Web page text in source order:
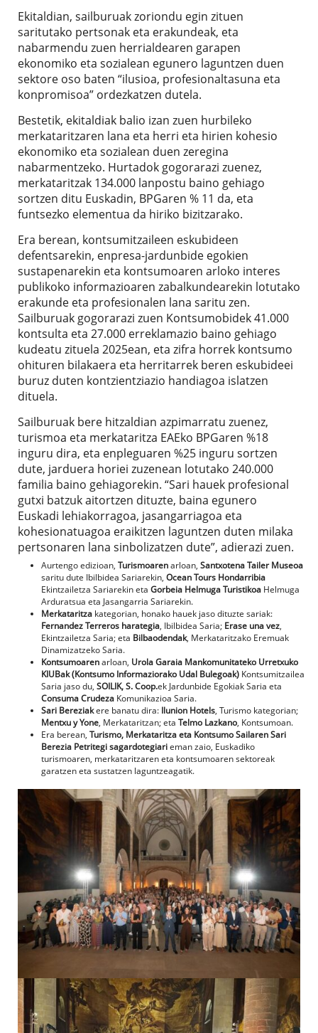
Ekitaldian, sailburuak zoriondu egin zituen
saritutako pertsonak eta erakundeak, eta
nabarmendu zuen herrialdearen garapen
ekonomiko eta sozialean egunero laguntzen duen
sektore oso baten “ilusioa, profesionaltasuna eta
konpromisoa” ordezkatzen dutela.
Bestetik, ekitaldiak balio izan zuen hurbileko
merkataritzaren lana eta herri eta hirien kohesio
ekonomiko eta sozialean duen zeregina
nabarmentzeko. Hurtadok gogorarazi zuenez,
merkataritzak 134.000 lanpostu baino gehiago
sortzen ditu Euskadin, BPGaren % 11 da, eta
funtsezko elementua da hiriko bizitzarako.
Era berean, kontsumitzaileen eskubideen
defentsarekin, enpresa-jardunbide egokien
sustapenarekin eta kontsumoaren arloko interes
publikoko informazioaren zabalkundearekin lotutako
erakunde eta profesionalen lana saritu zen.
Sailburuak gogorarazi zuen Kontsumobidek 41.000
kontsulta eta 27.000 erreklamazio baino gehiago
kudeatu zituela 2025ean, eta zifra horrek kontsumo
ohituren bilakaera eta herritarrek beren eskubideei
buruz duten kontzientziazio handiagoa islatzen
dituela.
Sailburuak bere hitzaldian azpimarratu zuenez,
turismoa eta merkataritza EAEko BPGaren %18
inguru dira, eta enpleguaren %25 inguru sortzen
dute, jarduera horiei zuzenean lotutako 240.000
familia baino gehiagorekin. “Sari hauek profesional
gutxi batzuk aitortzen dituzte, baina egunero
Euskadi lehiakorragoa, jasangarriagoa eta
kohesionatuagoa eraikitzen laguntzen duten milaka
pertsonaren lana sinbolizatzen dute”, adierazi zuen.
Aurtengo edizioan, Turismoarenarloan, Santxotena Tailer Museoa
saritu dute Ibilbidea Sariarekin, Ocean Tours Hondarribia
Ekintzailetza Sariarekin eta Gorbeia Helmuga TuristikoaHelmuga
Arduratsua eta Jasangarria Sariarekin.
Merkataritzakategorian, honako hauek jaso dituzte sariak:
Fernandez Terreros harategia, Ibilbidea Saria; Erase una vez,
Ekintzailetza Saria; eta Bilbaodendak, Merkataritzako Eremuak
Dinamizatzeko Saria.
Kontsumoarenarloan, Urola Garaia Mankomunitateko Urretxuko
KIUBak (Kontsumo Informaziorako Udal Bulegoak)Kontsumitzailea
Saria jaso du, SOILIK, S. Coop.ek Jardunbide Egokiak Saria eta
Consuma CrudezaKomunikazioa Saria.
Sari Bereziakere banatu dira: Ilunion Hotels, Turismo kategorian;
Mentxu y Yone, Merkataritzan; eta Telmo Lazkano, Kontsumoan.
Era berean, Turismo, Merkataritza eta Kontsumo Sailaren Sari
Berezia Petritegi sagardotegiarieman zaio, Euskadiko
turismoaren, merkataritzaren eta kontsumoaren sektoreak
garatzen eta sustatzen laguntzeagatik.